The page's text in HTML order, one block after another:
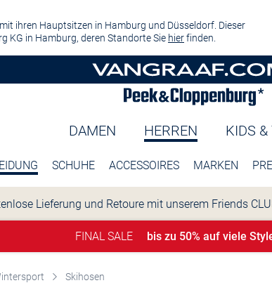
ihren Hauptsitzen in Hamburg und Düsseldorf. Dieser
KG in Hamburg, deren Standorte Sie hierfinden.
DAMEN HERREN KIDS &
SCHUHE ACCESSOIRES MARKEN
Lieferung und Retoure mit unserem Friends
FINAL SALE bis zu 50% auf viele
Skihosen